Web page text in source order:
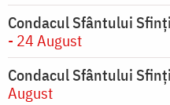
Condacul Sfântului
- 24 August
Condacul Sfântului
August